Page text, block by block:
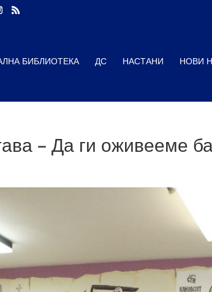
БИБЛИОТЕКА ДС НАСТАНИ НОВИ
– Да ги оживееме